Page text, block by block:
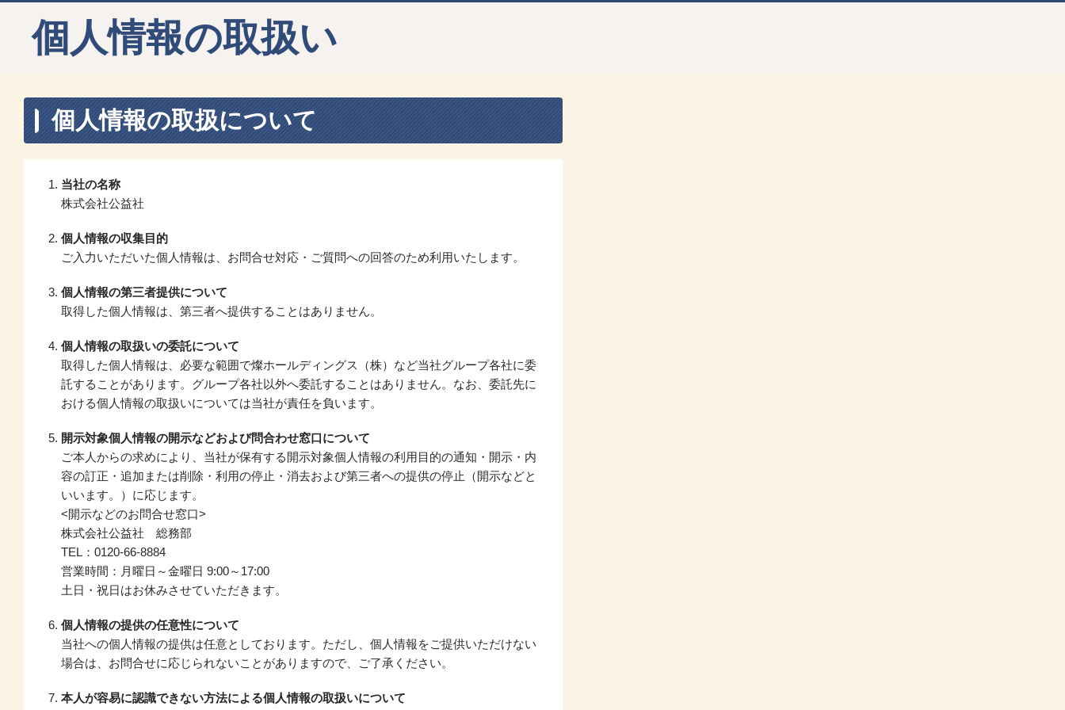
個人情報の取扱い
個人情報の取扱について
当社の名称
株式会社公益社
個人情報の収集目的
ご入力いただいた個人情報は、お問合せ対応・ご質問への回答のため利用いたします。
個人情報の第三者提供について
取得した個人情報は、第三者へ提供することはありません。
個人情報の取扱いの委託について
取得した個人情報は、必要な範囲で燦ホールディングス（株）など当社グループ各社に委
託することがあります。グループ各社以外へ委託することはありません。なお、委託先に
おける個人情報の取扱いについては当社が責任を負います。
開示対象個人情報の開示などおよび問合わせ窓口について
ご本人からの求めにより、当社が保有する開示対象個人情報の利用目的の通知・開示・内
容の訂正・追加または削除・利用の停止・消去および第三者への提供の停止（開示などと
いいます。）に応じます。
<開示などのお問合せ窓口>
株式会社公益社 総務部
TEL：0120-66-8884
営業時間：月曜日～金曜日 9:00～17:00
土日・祝日はお休みさせていただきます。
個人情報の提供の任意性について
当社への個人情報の提供は任意としております。ただし、個人情報をご提供いただけない
場合は、お問合せに応じられないことがありますので、ご了承ください。
本人が容易に認識できない方法による個人情報の取扱いについて